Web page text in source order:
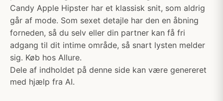
Candy Apple Hipster har et klassisk snit, som aldrig
går af mode. Som sexet detajle har den en åbning
forneden, så du selv eller din partner kan få fri
adgang til dit intime område, så snart lysten melder
sig. Køb hos Allure.
Dele af indholdet på denne side kan være genereret
med hjælp fra AI.